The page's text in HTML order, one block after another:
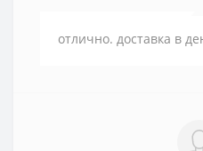
отлично. доставка в